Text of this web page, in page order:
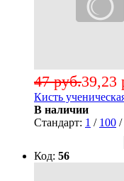
39,23
47 руб.
Кисть
В наличии
Стандарт: 1 / 100 /
Код: 56